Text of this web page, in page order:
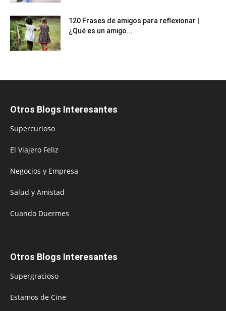
120 Frases de amigos para reflexionar |
¿Qué es un amigo...
Otros Blogs Interesantes
Supercurioso
El Viajero Feliz
Negocios y Empresa
Salud y Amistad
Cuando Duermes
Otros Blogs Interesantes
Supergracioso
Estamos de Cine